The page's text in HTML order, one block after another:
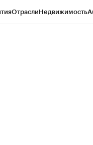
ОтраслиНедвижимость